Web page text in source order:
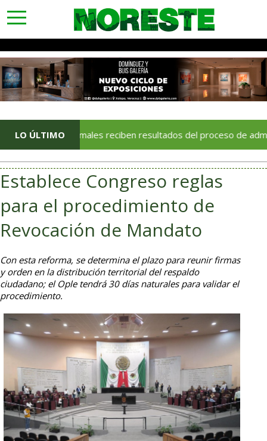
toggle
navigation
LO ÚLTIMO
normales reciben resultados del proceso de admisión
Establece Congreso reglas
para el procedimiento de
Revocación de Mandato
Con esta reforma, se determina el plazo para reunir firmas
y orden en la distribución territorial del respaldo
ciudadano; el Ople tendrá 30 días naturales para validar el
procedimiento.